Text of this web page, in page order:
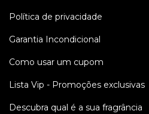
Política de privacidade
Garantia Incondicional
Como usar um cupom
Lista Vip - Promoções exclusivas
Descubra qual é a sua fragrância